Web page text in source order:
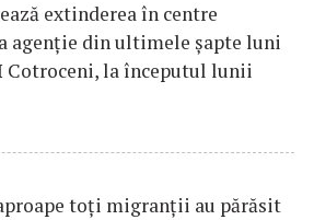
extinderea în centre
agenție din ultimele șapte luni
Cotroceni, la începutul lunii
toţi migranţii au părăsit